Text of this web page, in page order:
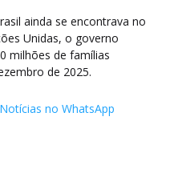
ainda se encontrava no
Unidas, o governo
milhões de famílias
de 2025.
no WhatsApp